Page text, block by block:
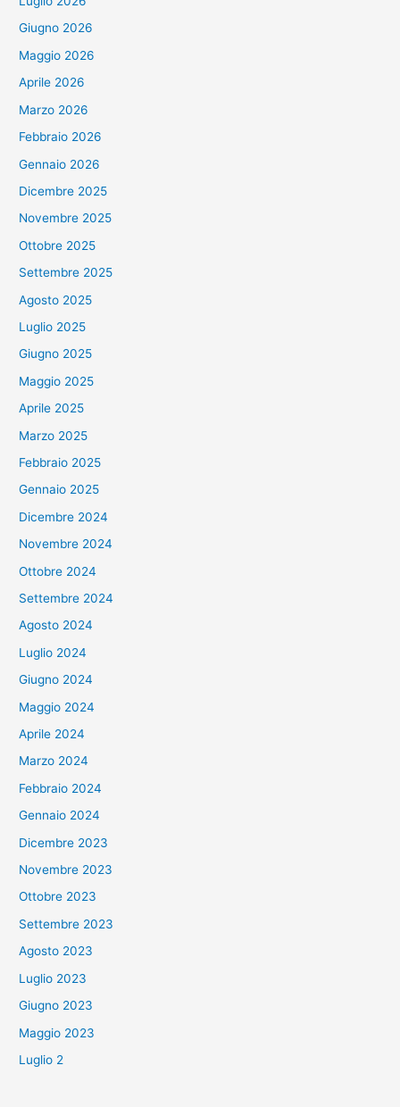
Giugno 2026
Maggio 2026
Aprile 2026
Marzo 2026
Febbraio 2026
Gennaio 2026
Dicembre 2025
Novembre 2025
Ottobre 2025
Settembre 2025
Agosto 2025
Luglio 2025
Giugno 2025
Maggio 2025
Aprile 2025
Marzo 2025
Febbraio 2025
Gennaio 2025
Dicembre 2024
Novembre 2024
Ottobre 2024
Settembre 2024
Agosto 2024
Luglio 2024
Giugno 2024
Maggio 2024
Aprile 2024
Marzo 2024
Febbraio 2024
Gennaio 2024
Dicembre 2023
Novembre 2023
Ottobre 2023
Settembre 2023
Agosto 2023
Luglio 2023
Giugno 2023
Maggio 2023
Luglio 2